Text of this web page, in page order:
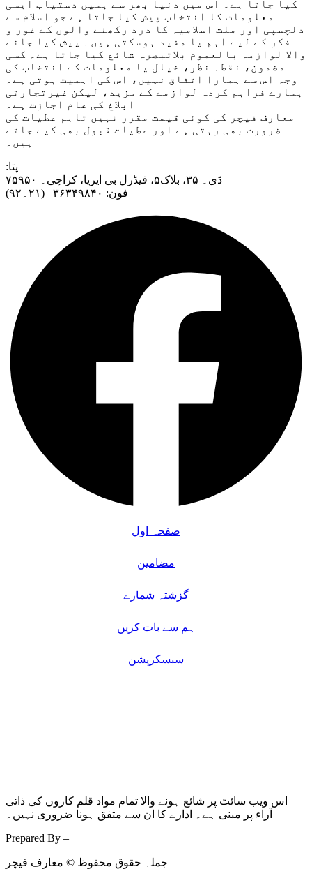
کیا جاتا ہے۔ اس میں دنیا بھر سے ہمیں دستیاب ایسی
معلومات کا انتخاب پیش کیا جاتا ہے جو اسلام سے
دلچسپی اور ملت اسلامیہ کا درد رکھنے والوں کے غور و
فکر کے لیے اہم یا مفید ہوسکتی ہیں۔ پیش کیا جانے
والا لوازمہ بالعموم بلاتبصرہ شائع کیا جاتا ہے۔ کسی
مضمون، نقطہ نظر، خیال یا معلومات کے انتخاب کی
وجہ اس سے ہمارا اتفاق نہیں، اس کی اہمیت ہوتی ہے۔
ہمارے فراہم کردہ لوازمے کے مزید، لیکن غیرتجارتی
ابلاغ کی عام اجازت ہے۔
معارف فیچر کی کوئی قیمت مقرر نہیں تاہم عطیات کی
ضرورت بھی رہتی ہے اور عطیات قبول بھی کیے جاتے
ہیں۔
:پتا
ڈی۔ ۳۵، بلاک۵، فیڈرل بی ایریا، کراچی۔ ۷۵۹۵۰
فون: ۳۶۳۴۹۸۴۰ (۲۱۔۹۲)
صفحہ اول
مضامین
گزشتہ شمارے
ہم سے بات کریں
سبسکرپشن
اس ویب سائٹ پر شائع ہونے والا تمام مواد قلم کاروں کی ذاتی
آراء پر مبنی ہے۔ ادارے کا ان سے متفق ہونا ضروری نہیں۔
Prepared By –
جملہ حقوق محفوظ © معارف فیچر